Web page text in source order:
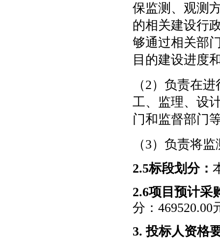
保监测、观测
的相关建设行
够通过相关部
目的建设进度
（2）负责在
工、监理、设
门和监督部门
（3）负责将
2.5标段划分：
2.6项目预计采
分：469520.00
3. 投标人资格